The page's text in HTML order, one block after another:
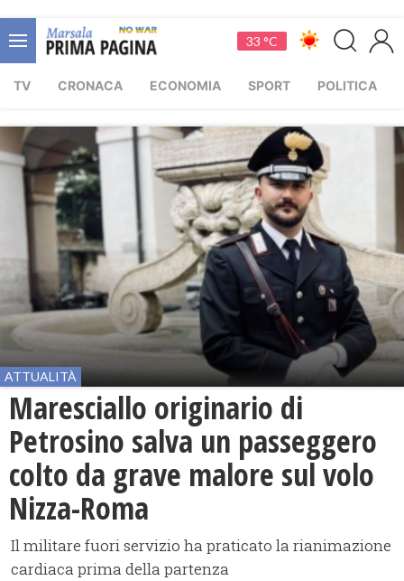
33 °C
TV CRONACA ECONOMIA SPORT POLITICA
ATTUALITÀ
Maresciallo originario di
Petrosino salva un passeggero
colto da grave malore sul volo
Nizza-Roma
Il militare fuori servizio ha praticato la rianimazione
cardiaca prima della partenza